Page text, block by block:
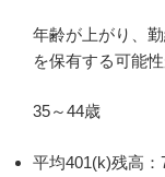
年齢が上がり、
を保有する可能性
35～44歳
平均401(k)残高：